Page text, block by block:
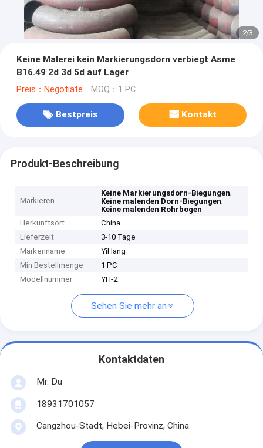
2/3
Keine Malerei kein Markierungsdorn verbiegt Asme
B16.49 2d 3d 5d auf Lager
Preis：Negotiate MOQ：1 PC
Bestpreis Kontakt
Produkt-Beschreibung
Markieren
Keine Markierungsdorn-Biegungen,
Keine malenden Dorn-Biegungen,
Keine malenden Rohrbogen
Herkunftsort
China
Lieferzeit
3-10 Tage
Markenname
YiHang
Min Bestellmenge
1 PC
Modellnummer
YH-2
Sehen Sie mehr an
Kontaktdaten
Mr. Du
18931701057
Cangzhou-Stadt, Hebei-Provinz, China